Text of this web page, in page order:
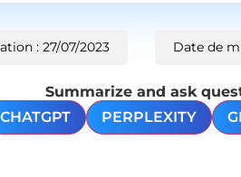
: 27/07/2023 Date de
Summarize and ask
CHATGPT
PERPLEXITY